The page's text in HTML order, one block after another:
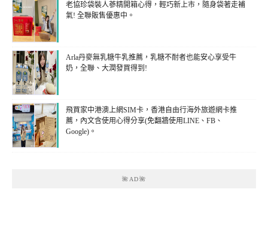
老協珍袋裝人蔘精開箱心得，輕巧新上市，隨身袋著走補
氣! 全聯販售優惠中。
Arla丹麥無乳糖牛乳推薦，乳糖不耐者也能安心享受牛
奶，全聯、大潤發買得到!
飛買家中港澳上網SIM卡，香港自由行海外旅遊網卡推
薦，內文含使用心得分享(免翻牆使用LINE、FB、
Google)。
🌺AD🌺